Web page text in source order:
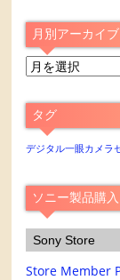
月別アーカイブ
月
ア
ー
カ
ブ
タグ
デジタル一眼カメラ
ソニー製品購
Sony Store
Store Member